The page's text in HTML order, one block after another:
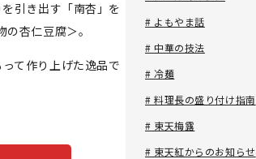
引き出す「南杏」を
杏仁豆腐＞。
て作り上げた逸品で
# よもやま話
# 中華の技法
# 冷麺
# 料理長の盛り付け指南
# 東天梅露
# 東天紅からのお知らせ